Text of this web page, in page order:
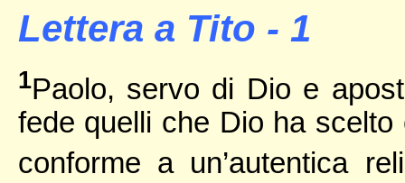
Lettera a Tito - 1
1Paolo, servo di Dio e
fede quelli che Dio ha
conforme a un’autentica